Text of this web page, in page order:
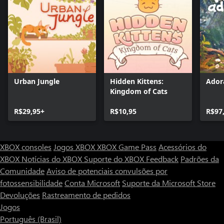
Urban Jungle
R$29,95+
Hidden Kittens:
Kingdom of Cats
R$10,95
XBOX consoles Jogos XBOXXBOX Game Pass Acessórios do
XBOX Notícias do XBOX Suporte do XBOX Feedback Padrões da
ComunidadeAviso de potenciais convulsões por
fotossensibilidadeConta Microsoft Suporte da Microsoft Store
Devoluções Rastreamento de pedidos
Jogos
Português (Brasil)